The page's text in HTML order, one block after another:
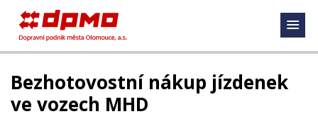
Bezhotovostní nákup jízdenek
ve vozech MHD